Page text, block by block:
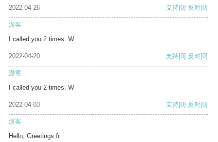
2022-04-26 支持[0] 反对[0]
游客
I called you 2 times. W
2022-04-20 支持[0] 反对[0]
游客
I called you 2 times. W
2022-04-03 支持[0] 反对[0]
游客
Hello, Greetings fr